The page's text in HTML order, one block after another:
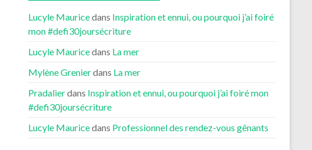
Lucyle Mauricedans Inspiration et ennui, ou pourquoi j’ai foiré
mon #defi30joursécriture
Lucyle Mauricedans La mer
Mylène Grenierdans La mer
Pradalierdans Inspiration et ennui, ou pourquoi j’ai foiré mon
#defi30joursécriture
Lucyle Mauricedans Professionnel des rendez-vous gênants